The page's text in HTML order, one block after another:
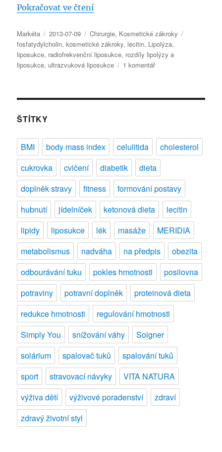
Pokračovat ve čtení„Lipolýza a liposukce – výhody
Autor:
Markéta Publikováno:
2013-07-09 Rubriky:
Chirurgie, Kosmetické zákroky
fosfatydylcholin,kosmetické zákroky, lecitin, Lipolýza,
liposukce, radiofrekvenční liposukce, rozdíly lipolýzy a
liposukce, ultrazvuková liposukce 1 komentářu
názvem
–
výhody
a
nevýhody
ŠTÍTKY
BMI body mass index celulitida
cholesterol
cukrovka
cvičení diabetik
dieta
doplněk stravy
fitness
formování postavy
hubnutí
jídelníček ketonová dieta
lecitin
lipidy
liposukce lék masáže
MERIDIA
metabolismus
nadváha na předpis
obezita
odbourávání tuku
pokles hmotnosti
posilovna
potraviny
potravní doplněk
proteinová dieta
redukce hmotnosti
regulování hmotnosti
Simply You
snížování váhy
Soigner
solárium
spalovač tuků
spalování tuků
sport
stravovací návyky
VITA NATURA
výživa dětí
výživové poradenství
zdraví
zdravý životní styl